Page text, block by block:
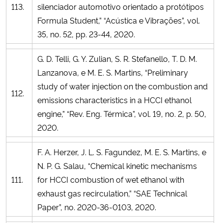
113.
silenciador automotivo orientado a protótipos
Formula Student,” “Acústica e Vibrações”, vol.
35, no. 52, pp. 23-44, 2020.
112.
G. D. Telli, G. Y. Zulian, S. R. Stefanello, T. D. M.
Lanzanova, e M. E. S. Martins, “Preliminary
study of water injection on the combustion and
emissions characteristics in a HCCI ethanol
engine,” “Rev. Eng. Térmica”, vol. 19, no. 2, p. 50,
2020.
111.
F. A. Herzer, J. L. S. Fagundez, M. E. S. Martins, e
N. P. G. Salau, “Chemical kinetic mechanisms
for HCCI combustion of wet ethanol with
exhaust gas recirculation,” “SAE Technical
Paper”, no. 2020-36-0103, 2020.